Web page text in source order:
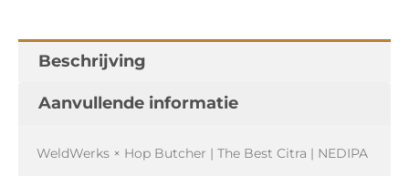
Beschrijving
Aanvullende informatie
WeldWerks × Hop Butcher | The Best Citra | NEDIPA